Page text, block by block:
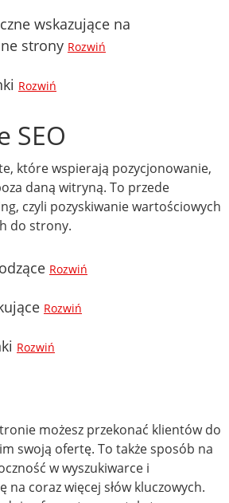
wskazujące na
strony Rozwiń
Rozwiń
SEO
które wspierają pozycjonowanie,
daną witryną. To przede
czyli pozyskiwanie wartościowych
do strony.
Rozwiń
Rozwiń
Rozwiń
możesz przekonać klientów do
swoją ofertę. To także sposób na
w wyszukiwarce i
na coraz więcej słów kluczowych.